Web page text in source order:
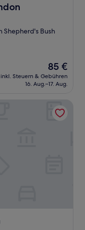
Shepherd's Bush
Der
Preis
beträgt
85 €
inkl. Steuern & Gebühren
16. Aug.–17. Aug.